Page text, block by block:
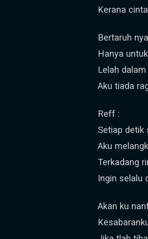
Kerana
Bertaruh
Hanya
Lelah
Aku tiada
Reff :
Setiap detik
Aku
Terkadang
Ingin selalu
Akan ku